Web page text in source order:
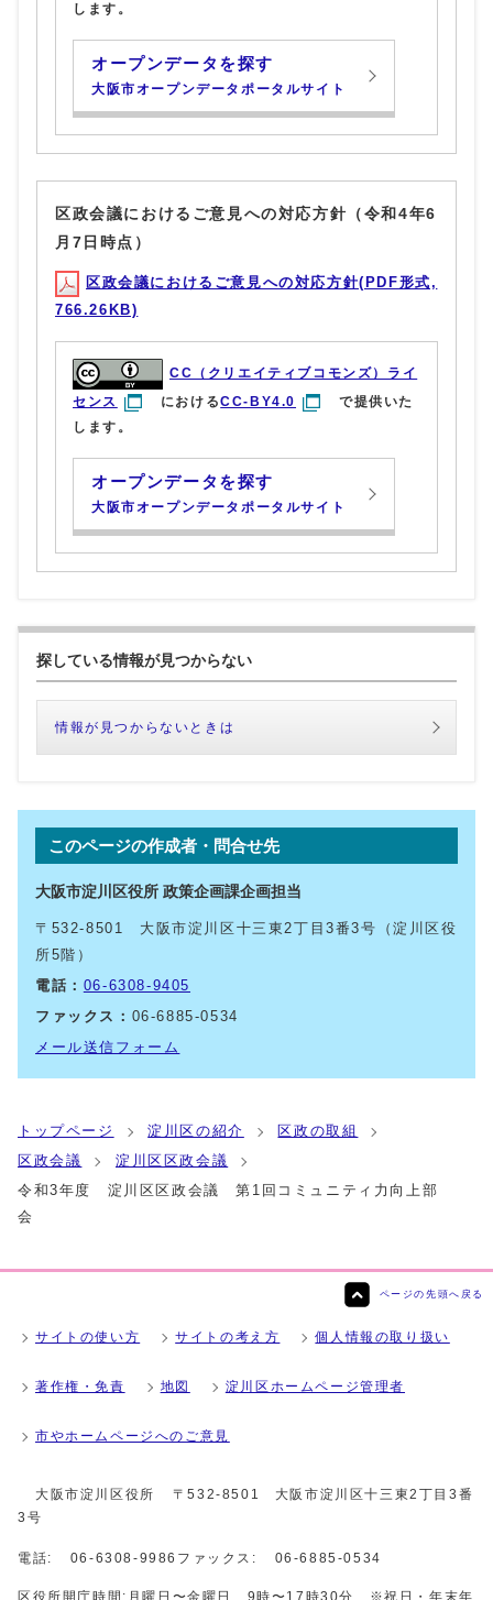
します。
オープンデータを探す
大阪市オープンデータポータルサイト
区政会議におけるご意見への対応方針（令和4年6
月7日時点）
区政会議におけるご意見への対応方針(PDF形式,
766.26KB)
CC（クリエイティブコモンズ）ライ
センス
におけるCC-BY4.0
で提供いた
します。
オープンデータを探す
大阪市オープンデータポータルサイト
探している情報が見つからない
情報が見つからないときは
このページの作成者・問合せ先
大阪市淀川区役所 政策企画課企画担当
〒532-8501 大阪市淀川区十三東2丁目3番3号（淀川区役
所5階）
電話： 06-6308-9405
ファックス： 06-6885-0534
メール送信フォーム
トップページ 淀川区の紹介
区政の取組
区政会議
淀川区区政会議
令和3年度 淀川区区政会議 第1回コミュニティ力向上部
会
ページの先頭へ戻る
サイトの使い方 サイトの考え方 個人情報の取り扱い
著作権・免責 地図 淀川区ホームページ管理者
市やホームページへのご意見
大阪市淀川区役所
〒532-8501 大阪市淀川区十三東2丁目3番
3号
電話: 06-6308-9986 ファックス: 06-6885-0534
区役所開庁時間:月曜日〜金曜日 9時〜17時30分 ※祝日・年末年